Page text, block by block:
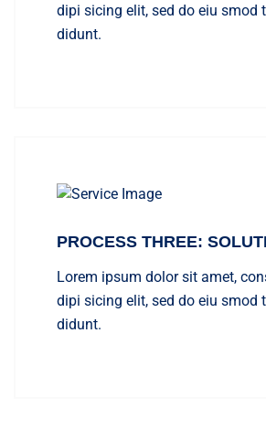
dipi sicing elit, sed do eiu smod
didunt.
PROCESS THREE:
Lorem ipsum dolor sit amet,
dipi sicing elit, sed do eiu smod
didunt.